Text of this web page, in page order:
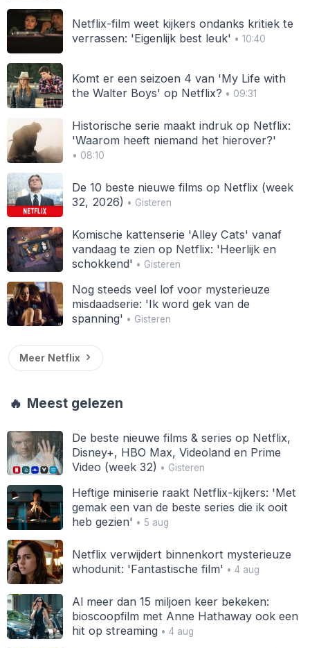
Netflix-film weet kijkers ondanks kritiek te
verrassen: 'Eigenlijk best leuk' • 10:40
Komt er een seizoen 4 van 'My Life with
the Walter Boys' op Netflix? • 09:31
Historische serie maakt indruk op Netflix:
'Waarom heeft niemand het hierover?'
• 08:10
De 10 beste nieuwe films op Netflix (week
32, 2026) • Gisteren
Komische kattenserie 'Alley Cats' vanaf
vandaag te zien op Netflix: 'Heerlijk en
schokkend' • Gisteren
Nog steeds veel lof voor mysterieuze
misdaadserie: 'Ik word gek van de
spanning' • Gisteren
Meer Netflix
🔥 Meest gelezen
De beste nieuwe films & series op Netflix,
Disney+, HBO Max, Videoland en Prime
Video (week 32) • Gisteren
Heftige miniserie raakt Netflix-kijkers: 'Met
gemak een van de beste series die ik ooit
heb gezien' • 5 aug
Netflix verwijdert binnenkort mysterieuze
whodunit: 'Fantastische film' • 4 aug
Al meer dan 15 miljoen keer bekeken:
bioscoopfilm met Anne Hathaway ook een
hit op streaming• 4 aug